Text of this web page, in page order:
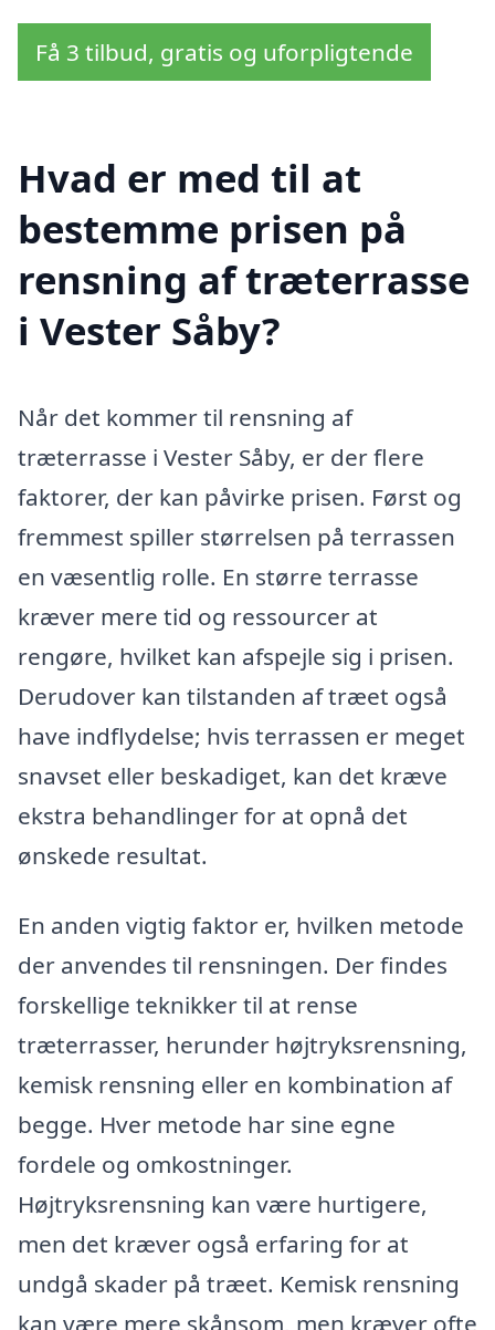
Få 3 tilbud, gratis og uforpligtende
Hvad er med til at
bestemme prisen på
rensning af træterrasse
i Vester Såby?
Når det kommer til rensning af
træterrasse i Vester Såby, er der flere
faktorer, der kan påvirke prisen. Først og
fremmest spiller størrelsen på terrassen
en væsentlig rolle. En større terrasse
kræver mere tid og ressourcer at
rengøre, hvilket kan afspejle sig i prisen.
Derudover kan tilstanden af træet også
have indflydelse; hvis terrassen er meget
snavset eller beskadiget, kan det kræve
ekstra behandlinger for at opnå det
ønskede resultat.
En anden vigtig faktor er, hvilken metode
der anvendes til rensningen. Der findes
forskellige teknikker til at rense
træterrasser, herunder højtryksrensning,
kemisk rensning eller en kombination af
begge. Hver metode har sine egne
fordele og omkostninger.
Højtryksrensning kan være hurtigere,
men det kræver også erfaring for at
undgå skader på træet. Kemisk rensning
kan være mere skånsom, men kræver ofte